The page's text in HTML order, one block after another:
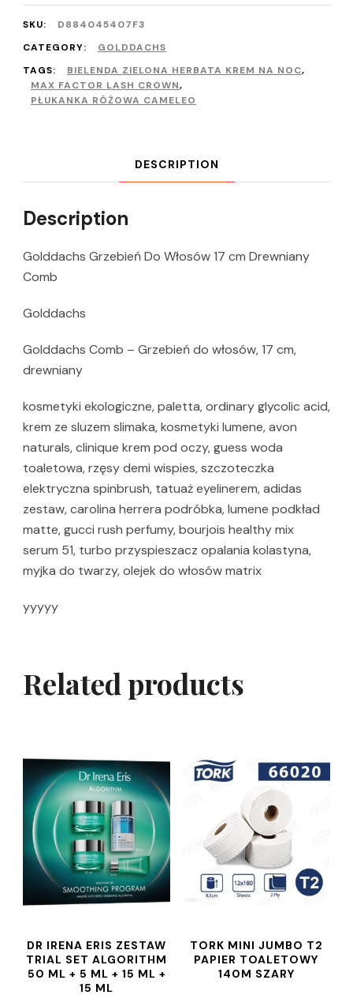
SKU:
D884045407F3
CATEGORY:
GOLDDACHS
TAGS:
BIELENDA ZIELONA HERBATA KREM NA NOC,
MAX FACTOR LASH CROWN,
PŁUKANKA RÓŻOWA CAMELEO
DESCRIPTION
Description
Golddachs Grzebień Do Włosów 17 cm Drewniany
Comb
Golddachs
Golddachs Comb – Grzebień do włosów, 17 cm,
drewniany
kosmetyki ekologiczne, paletta, ordinary glycolic acid,
krem ze sluzem slimaka, kosmetyki lumene, avon
naturals, clinique krem pod oczy, guess woda
toaletowa, rzęsy demi wispies, szczoteczka
elektryczna spinbrush, tatuaż eyelinerem, adidas
zestaw, carolina herrera podróbka, lumene podkład
matte, gucci rush perfumy, bourjois healthy mix
serum 51, turbo przyspieszacz opalania kolastyna,
myjka do twarzy, olejek do włosów matrix
yyyyy
Related products
DR IRENA ERIS ZESTAW
TRIAL SET ALGORITHM
50 ML + 5 ML + 15 ML +
15 ML
TORK MINI JUMBO T2
PAPIER TOALETOWY
140M SZARY